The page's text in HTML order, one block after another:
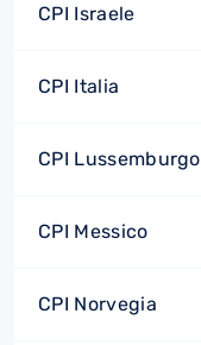
CPI Israele
CPI Italia
CPI Lussemburgo
CPI Messico
CPI Norvegia